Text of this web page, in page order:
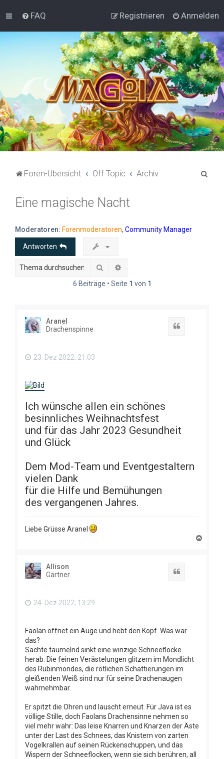
FAQ Anmelden
Registrieren
Foren-Übersicht Off Topic Archiv
Eine magische Nacht
Moderatoren: Forenmoderatoren, Community Manager
Antworten
Suche
6 Beiträge • Seite 1 von 1
Aranel
Drachenspinne
23. Dez 2022, 21:03
Ich wünsche allen ein schönes
besinnliches Weihnachtsfest
und für das Jahr 2023 Gesundheit
und Glück
Dem Mod-Team und Eventgestaltern
vielen Dank
für die Hilfe und Bemühungen
des vergangenen Jahres.
Liebe Grüsse Aranel
Allison
Gärtner
24. Dez 2022, 13:29
Faolan öffnet ein Auge und hebt den Kopf. Was war
das?
Sachte taumelnd sinkt eine winzige Schneeflocke
herab. Die feinen Verästelungen glitzern im Mondlicht
des Rubinmondes, die rötlichen Schattierungen im
gleißenden Weiß sind nur für seine Drachenaugen
wahrnehmbar.
Er spitzt die Ohren und lauscht erneut. Für Java ist es
völlige Stille, doch Faolans Drachensinne nehmen so
viel mehr wahr: Das leise Knarren und Knarzen der Äste
unter der Last des Schnees, das Knistern von zarten
Vogelkrallen auf seinen Rückenschuppen, und das
Wispern der Schneeflocken, wenn sie sich berühren, all